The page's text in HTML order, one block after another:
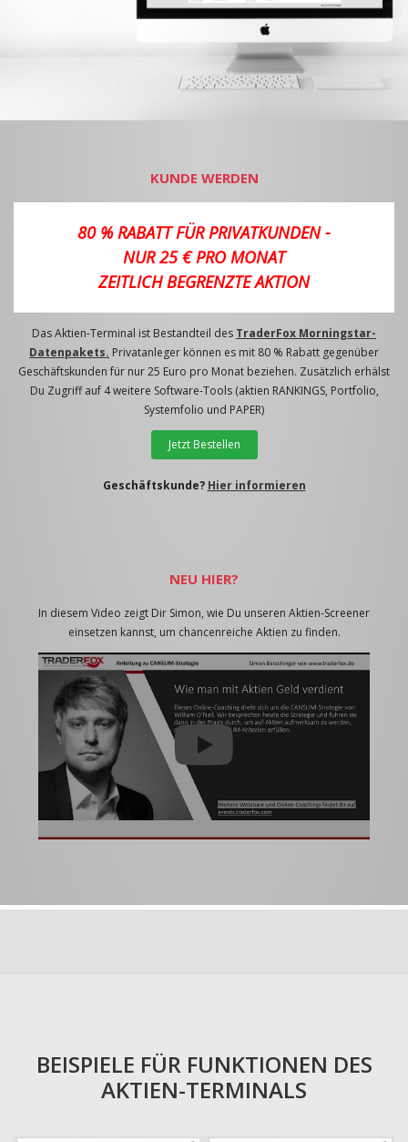
KUNDE WERDEN
80 % RABATT FÜR PRIVATKUNDEN -
NUR 25 € PRO MONAT
ZEITLICH BEGRENZTE AKTION
Das Aktien-Terminal ist Bestandteil des TraderFox Morningstar-
Datenpakets. Privatanleger können es mit 80 % Rabatt gegenüber
Geschäftskunden für nur 25 Euro pro Monat beziehen. Zusätzlich erhälst
Du Zugriff auf 4 weitere Software-Tools (aktien RANKINGS, Portfolio,
Systemfolio und PAPER)
Jetzt Bestellen
Geschäftskunde? Hier informieren
NEU HIER?
In diesem Video zeigt Dir Simon, wie Du unseren Aktien-Screener
einsetzen kannst, um chancenreiche Aktien zu finden.
BEISPIELE FÜR FUNKTIONEN DES
AKTIEN-TERMINALS